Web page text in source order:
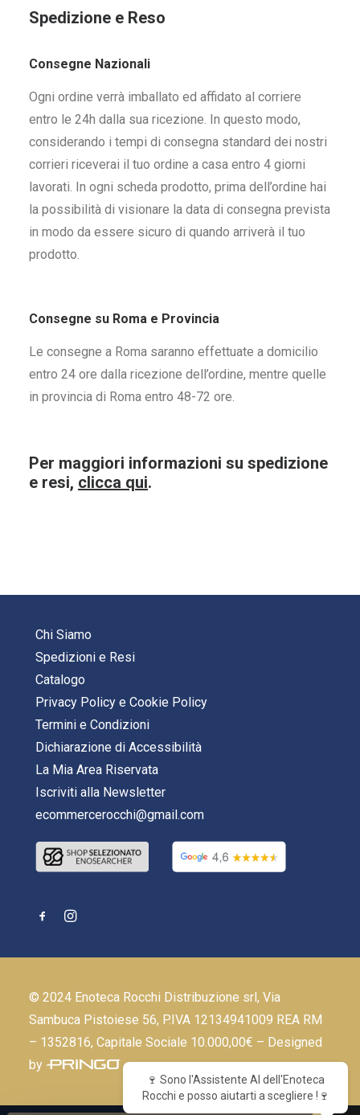
Spedizione e Reso
Consegne Nazionali
Ogni ordine verrà imballato ed affidato al corriere
entro le 24h dalla sua ricezione. In questo modo,
considerando i tempi di consegna standard dei nostri
corrieri riceverai il tuo ordine a casa entro 4 giorni
lavorati. In ogni scheda prodotto, prima dell’ordine hai
la possibilità di visionare la data di consegna prevista
in modo da essere sicuro di quando arriverà il tuo
prodotto.
Consegne su Roma e Provincia
Le consegne a Roma saranno effettuate a domicilio
entro 24 ore dalla ricezione dell’ordine, mentre quelle
in provincia di Roma entro 48-72 ore.
Per maggiori informazioni su spedizione
e resi, clicca qui.
Chi Siamo
Spedizioni e Resi
Catalogo
Privacy Policy e Cookie Policy
Termini e Condizioni
Dichiarazione di Accessibilità
La Mia Area Riservata
Iscriviti alla Newsletter
ecommercerocchi@gmail.com
© 2024 Enoteca Rocchi Distribuzione srl, Via
Sambuca Pistoiese 56, P.IVA 12134941009 REA RM
– 1352816, Capitale Sociale 10.000,00€ – Designed
by
🍷 Sono l'Assistente AI dell'Enoteca
Rocchi e posso aiutarti a scegliere !🍷